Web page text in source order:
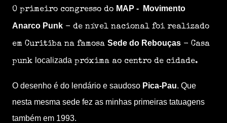
O primeiro congresso do MAP - Movimento
Anarco Punk - de nível nacional foi realizado
em Curitiba na famosa Sede do Rebouças - Casa
punk localizada próxima ao centro de cidade.
O desenho é do lendário e saudoso Pica-Pau. Que
nesta mesma sede fez as minhas primeiras tatuagens
também em 1993.